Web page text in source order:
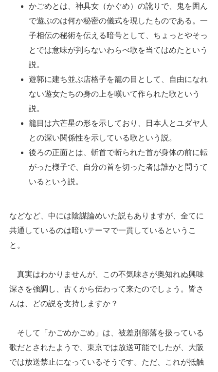
かごめとは、神具女（かぐめ）の訛りで、鬼を囲ん
で遊ぶのは何か秘密の儀式を現したものである。一
子相伝の秘術を伝える暗号として、ちょっとやそっ
とでは意味が判らないわらべ歌を当てはめたという
説。
遊郭に建ち並ぶ店格子を籠の目として、自由になれ
ない遊女たちの身の上を嘆いて作られた歌という
説。
籠目は六芒星の形を示しており、日本人とユダヤ人
との深い関係性を示している歌という説。
後ろの正面とは、斬首で斬られた首が身体の前に転
がった様子で、自分の首を切った者は誰かと問うて
いるという説。
などなど、中には陰謀論めいた説もありますが、全てに
共通しているのは暗いテーマで一貫しているというこ
と。
真実はわかりませんが、この不気味さが奥知れぬ興味
深さを強調し、古くから伝わって来たのでしょう。皆さ
んは、どの説を支持しますか？
そして「かごめかごめ」は、被差別部落を扱っている
歌だとされたようで、東京では放送可能でしたが、大阪
では放送禁止になっているそうです。ただ、これが抵触